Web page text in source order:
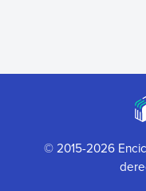
© 2015-2026